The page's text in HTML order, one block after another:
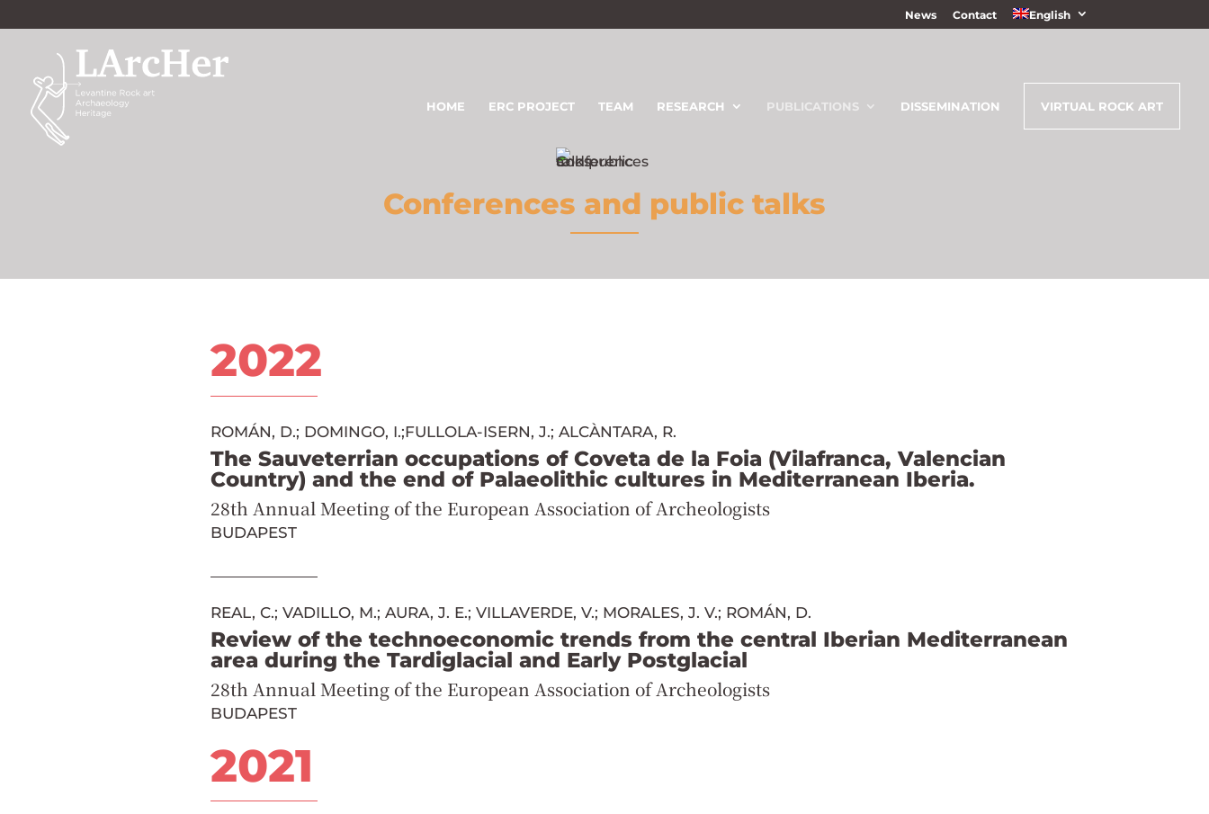
News Contact English
HOME ERC PROJECT TEAM RESEARCH PUBLICATIONS DISSEMINATION VIRTUAL ROCK ART
Conferences and public talks
2022
ROMÁN, D.; DOMINGO, I.;FULLOLA-ISERN, J.; ALCÀNTARA, R.
The Sauveterrian occupations of Coveta de la Foia (Vilafranca, Valencian
Country) and the end of Palaeolithic cultures in Mediterranean Iberia.
28th Annual Meeting of the European Association of Archeologists
BUDAPEST
REAL, C.; VADILLO, M.; AURA, J. E.; VILLAVERDE, V.; MORALES, J. V.; ROMÁN, D.
Review of the technoeconomic trends from the central Iberian Mediterranean
area during the Tardiglacial and Early Postglacial
28th Annual Meeting of the European Association of Archeologists
BUDAPEST
2021